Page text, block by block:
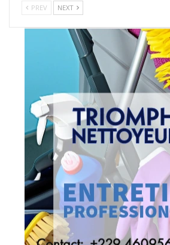
PREV NEXT